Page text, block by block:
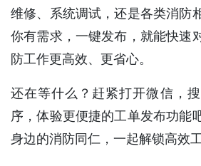
维修、系统调试，还是各类消防
你有需求，一键发布，就能快速
防工作更高效、更省心。
还在等什么？赶紧打开微信，
序，体验更便捷的工单发布功能
身边的消防同仁，一起解锁高效